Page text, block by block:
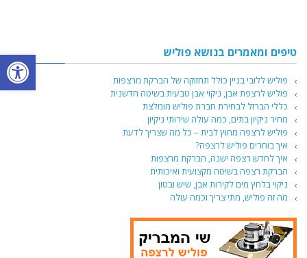
פתח טיפים ומאמרים בנושא פוליש
פוליש ללובי בניין כולל תחזוקה של הברקת מרצפות
פוליש לרצפת אבן, ניקוי אבן טבעית בשיטה חדשנית
כללי הברזל לבחירת חברת פוליש מומלצת
מחיר ניקיון בתים, כמה עולה שירותי ניקיון
פוליש לרצפה מחוץ לבית – כל מה שצריך לדעת
איך בוחרים פוליש לרצפה?
איך לחדש רצפה ישנה, הברקת מרצפות
הברקת רצפה בשיטה מקצועית ואיכותית
ניקוי בלחץ מים לקירות אבן, שיש ובטון
מה זה פוליש, מתי צריך וכמה עולה